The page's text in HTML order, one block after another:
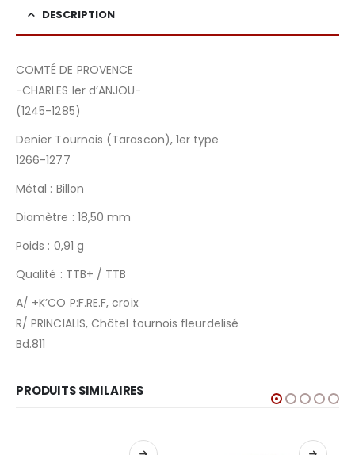
DESCRIPTION
COMTÉ DE PROVENCE
-CHARLES Ier d’ANJOU-
(1245-1285)
Denier Tournois (Tarascon), 1er type
1266-1277
Métal : Billon
Diamètre : 18,50 mm
Poids : 0,91 g
Qualité : TTB+ / TTB
A/ +K’CO P:F.RE.F, croix
R/ PRINCIALIS, Châtel tournois fleurdelisé
Bd.811
PRODUITS SIMILAIRES